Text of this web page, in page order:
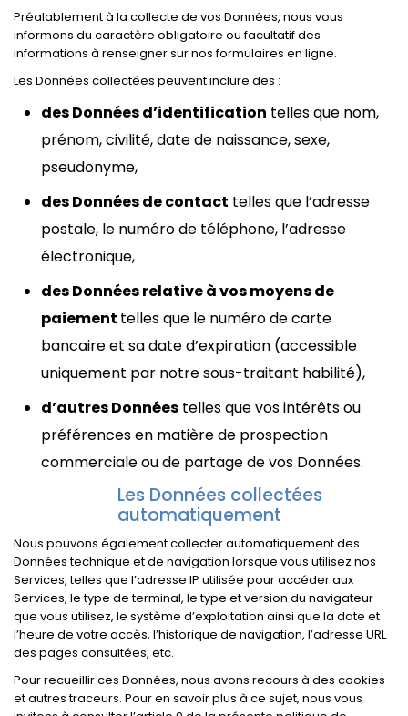
Préalablement à la collecte de vos Données, nous vous
informons du caractère obligatoire ou facultatif des
informations à renseigner sur nos formulaires en ligne.
Les Données collectées peuvent inclure des :
des Données d’identification telles que nom,
prénom, civilité, date de naissance, sexe,
pseudonyme,
des Données de contact telles que l’adresse
postale, le numéro de téléphone, l’adresse
électronique,
des Données relative à vos moyens de
paiement telles que le numéro de carte
bancaire et sa date d’expiration (accessible
uniquement par notre sous-traitant habilité),
d’autres Données telles que vos intérêts ou
préférences en matière de prospection
commerciale ou de partage de vos Données.
Les Données collectées
automatiquement
Nous pouvons également collecter automatiquement des
Données technique et de navigation lorsque vous utilisez nos
Services, telles que l’adresse IP utilisée pour accéder aux
Services, le type de terminal, le type et version du navigateur
que vous utilisez, le système d’exploitation ainsi que la date et
l’heure de votre accès, l’historique de navigation, l’adresse URL
des pages consultées, etc.
Pour recueillir ces Données, nous avons recours à des cookies
et autres traceurs. Pour en savoir plus à ce sujet, nous vous